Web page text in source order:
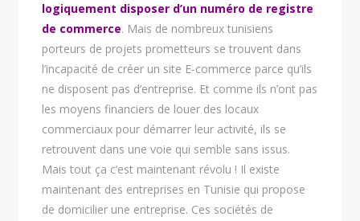
logiquement disposer d’un numéro de registre
de commerce. Mais de nombreux tunisiens
porteurs de projets prometteurs se trouvent dans
l’incapacité de créer un site E-commerce parce qu’ils
ne disposent pas d’entreprise. Et comme ils n’ont pas
les moyens financiers de louer des locaux
commerciaux pour démarrer leur activité, ils se
retrouvent dans une voie qui semble sans issus.
Mais tout ça c’est maintenant révolu ! Il existe
maintenant des entreprises en Tunisie qui propose
de domicilier une entreprise. Ces sociétés de